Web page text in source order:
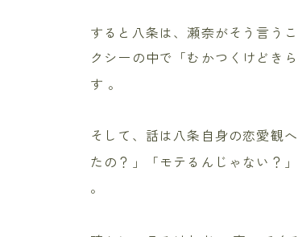
すると八条は、瀬奈がそう言う
クシーの中で「むかつくけどき
す 。
そして、話は八条自身の恋愛観
たの？」「モテるんじゃない？
。